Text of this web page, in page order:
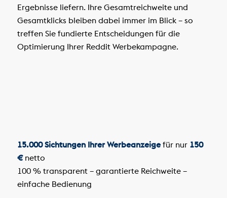
Ergebnisse liefern. Ihre Gesamtreichweite und
Gesamtklicks bleiben dabei immer im Blick – so
treffen Sie fundierte Entscheidungen für die
Optimierung Ihrer Reddit Werbekampagne.
15.000 Sichtungen Ihrer Werbeanzeigefür nur 150
€netto
100 % transparent – garantierte Reichweite –
einfache Bedienung